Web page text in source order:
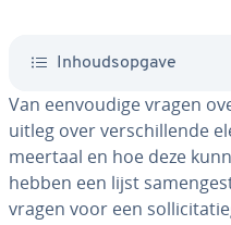
In­houds­op­ga­ve
Van een­vou­di­ge vragen
uitleg over ver­schil­len­de
meer­taal en hoe deze
hebben een lijst
vragen voor een